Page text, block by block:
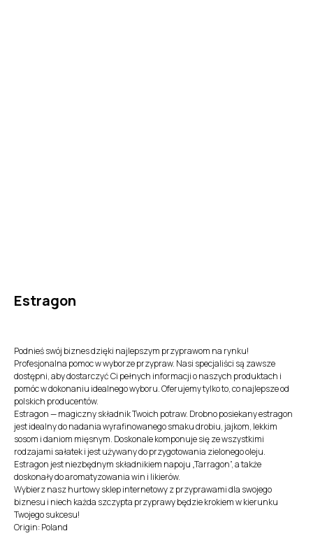
Estragon
Podnieś swój biznes dzięki najlepszym przyprawom na rynku!
Profesjonalna pomoc w wyborze przypraw. Nasi specjaliści są zawsze
dostępni, aby dostarczyć Ci pełnych informacji o naszych produktach i
pomóc w dokonaniu idealnego wyboru. Oferujemy tylko to, co najlepsze od
polskich producentów.
Estragon — magiczny składnik Twoich potraw. Drobno posiekany estragon
jest idealny do nadania wyrafinowanego smaku drobiu, jajkom, lekkim
sosom i daniom mięsnym. Doskonale komponuje się ze wszystkimi
rodzajami sałatek i jest używany do przygotowania zielonego oleju.
Estragon jest niezbędnym składnikiem napoju „Tarragon”, a także
doskonały do aromatyzowania win i likierów.
Wybierz nasz hurtowy sklep internetowy z przyprawami dla swojego
biznesu i niech każda szczypta przyprawy będzie krokiem w kierunku
Twojego sukcesu!
Origin: Poland